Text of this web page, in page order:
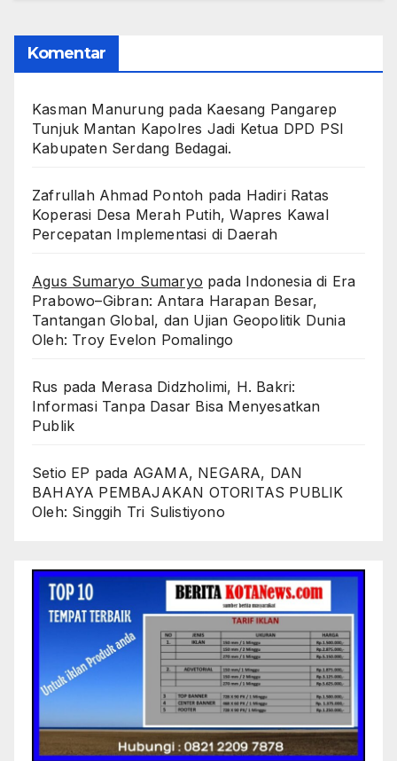
Komentar
Kasman Manurung pada Kaesang Pangarep
Tunjuk Mantan Kapolres Jadi Ketua DPD PSI
Kabupaten Serdang Bedagai. ‎ ‎
Zafrullah Ahmad Pontoh pada Hadiri Ratas
Koperasi Desa Merah Putih, Wapres Kawal
Percepatan Implementasi di Daerah
Agus Sumaryo Sumaryo pada Indonesia di Era
Prabowo–Gibran: Antara Harapan Besar,
Tantangan Global, dan Ujian Geopolitik Dunia
Oleh: Troy Evelon Pomalingo
Rus pada Merasa Didzholimi, H. Bakri:
Informasi Tanpa Dasar Bisa Menyesatkan
Publik
Setio EP pada AGAMA, NEGARA, DAN
BAHAYA PEMBAJAKAN OTORITAS PUBLIK
Oleh: Singgih Tri Sulistiyono